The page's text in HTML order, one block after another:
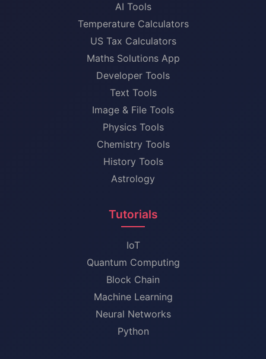
AI Tools
Temperature Calculators
US Tax Calculators
Maths Solutions App
Developer Tools
Text Tools
Image & File Tools
Physics Tools
Chemistry Tools
History Tools
Astrology
Tutorials
IoT
Quantum Computing
Block Chain
Machine Learning
Neural Networks
Python